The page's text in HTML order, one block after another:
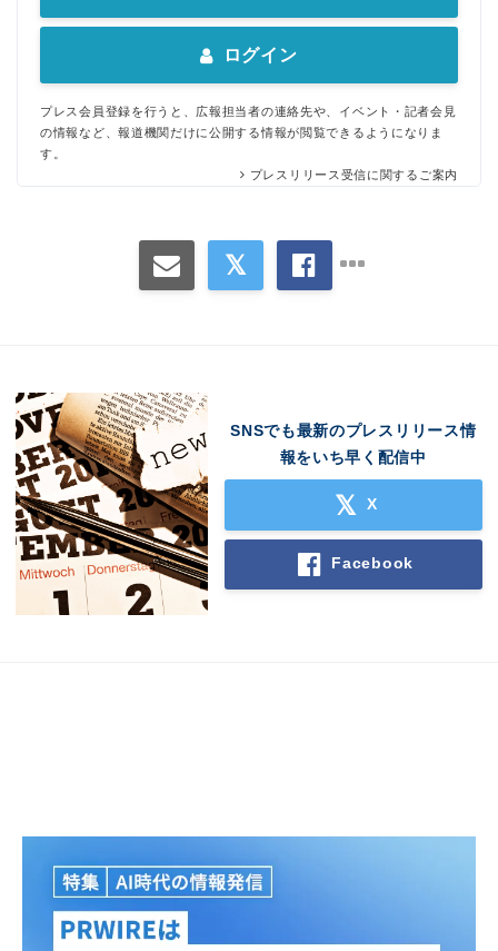
ログイン
プレス会員登録を行うと、広報担当者の連絡先や、イベント・記者会見
の情報など、報道機関だけに公開する情報が閲覧できるようになりま
す。
プレスリリース受信に関するご案内
SNSでも最新のプレスリリース情
報をいち早く配信中
X
Facebook
English